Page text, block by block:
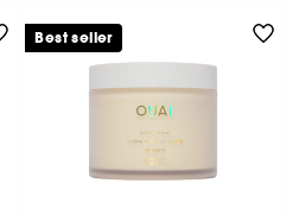
Best seller